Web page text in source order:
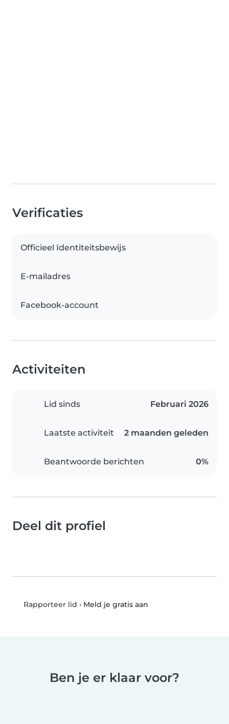
Verificaties
Officieel Identiteitsbewijs
E-mailadres
Facebook-account
Activiteiten
Lid sinds Februari 2026
Laatste activiteit 2 maanden geleden
Beantwoorde berichten 0%
Deel dit profiel
Rapporteer lid • Meld je gratis aan
Ben je er klaar voor?